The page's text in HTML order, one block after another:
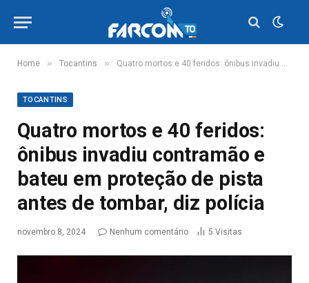
Home » Tocantins » Quatro mortos e 40 feridos: ônibus invadiu contramão e bateu em proteção de pista antes de tombar, diz polícia
TOCANTINS
Quatro mortos e 40 feridos:
ônibus invadiu contramão e
bateu em proteção de pista
antes de tombar, diz polícia
novembro 8, 2024 Nenhum comentário 5 Visitas